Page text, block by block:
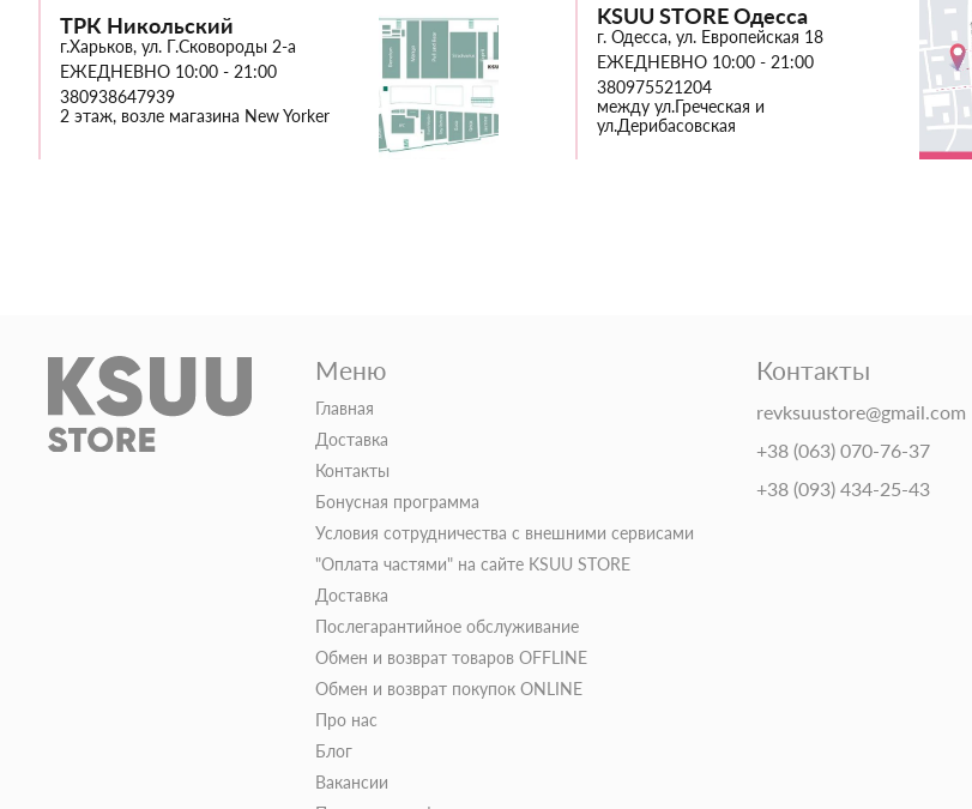
ТРК Никольский
г.Харьков, ул. Г.Сковороды 2-а
ЕЖЕДНЕВНО 10:00 - 21:00
380938647939
2 этаж, возле магазина New Yorker
KSUU STORE Одесса
г. Одесса, ул. Европейская 18
ЕЖЕДНЕВНО 10:00 - 21:00
380975521204
между ул.Греческая и
ул.Дерибасовская
Меню
Главная
Доставка
Контакты
Бонусная программа
Условия сотрудничества с внешними сервисами
"Оплата частями" на сайте KSUU STORE
Доставка
Послегарантийное обслуживание
Обмен и возврат товаров OFFLINE
Обмен и возврат покупок ONLINE
Про нас
Блог
Вакансии
Контакты
revksuustore@gmail.com
+38 (063) 070-76-37
+38 (093) 434-25-43